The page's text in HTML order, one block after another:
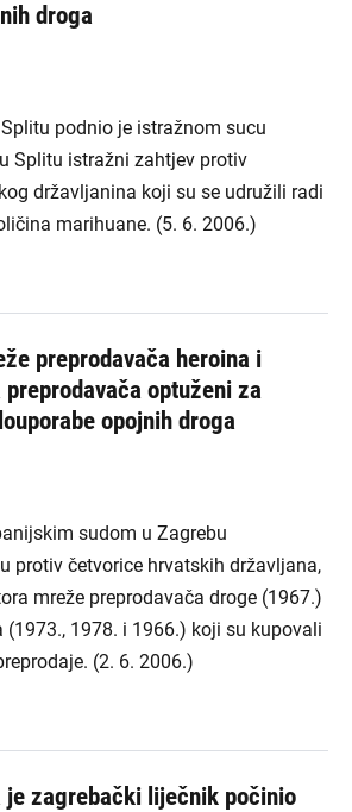
droga
Splitu podnio je istražnom sucu
Splitu istražni zahtjev protiv
državljanina koji su se udružili radi
marihuane. (5. 6. 2006.)
preprodavača heroina i
optuženi za
opojnih droga
sudom u Zagrebu
protiv četvorice hrvatskih državljana,
mreže preprodavača droge (1967.)
(1973., 1978. i 1966.) koji su kupovali
(2. 6. 2006.)
je zagrebački liječnik počinio